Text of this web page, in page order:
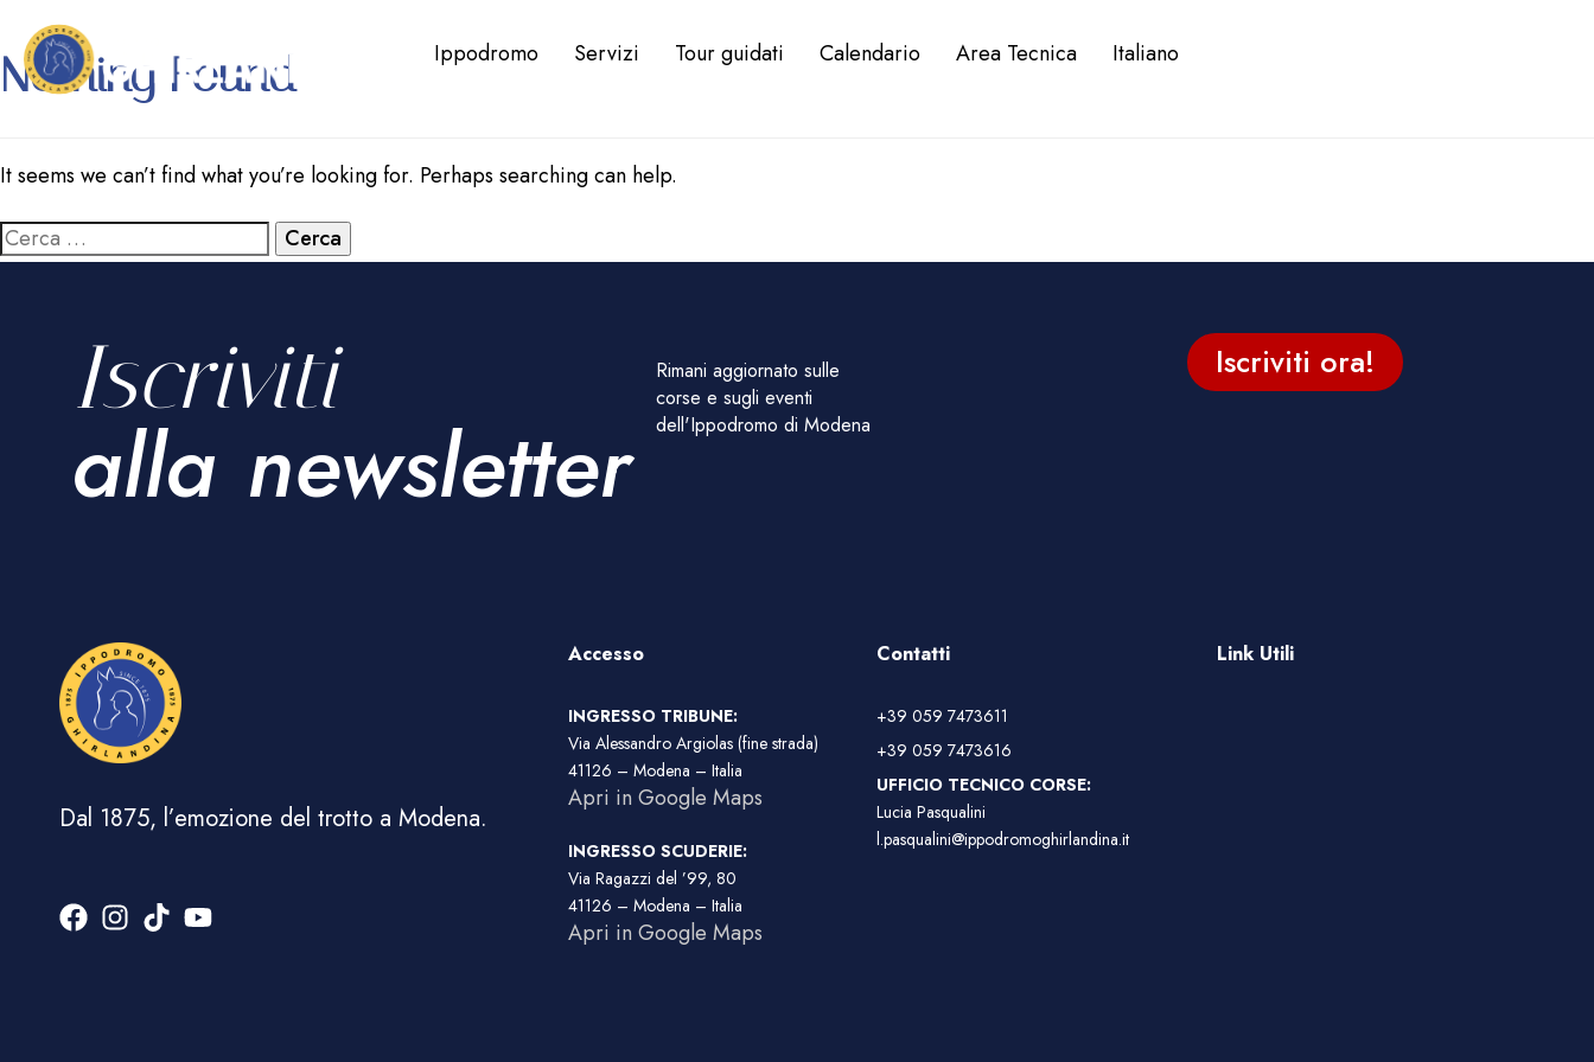
Ippodromo Servizi Tour guidati Calendario Area Tecnica Italiano
Nothing Found
It seems we can’t find what you’re looking for. Perhaps searching can help.
Iscriviti
alla newsletter
Rimani aggiornato sulle
corse e sugli eventi
dell'Ippodromo di Modena
Iscriviti ora!
Dal 1875, l’emozione del trotto a Modena.
Accesso
INGRESSO TRIBUNE:
Via Alessandro Argiolas (fine strada)
41126 – Modena – Italia
Apri in Google Maps
INGRESSO SCUDERIE:
Via Ragazzi del ’99, 80
41126 – Modena – Italia
Apri in Google Maps
Contatti
+39 059 7473611
+39 059 7473616
UFFICIO TECNICO CORSE:
Lucia Pasqualini
l.pasqualini@ippodromoghirlandina.it
Link Utili